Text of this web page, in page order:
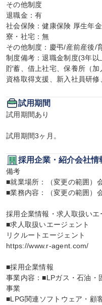
その他制度
退職金：有
社会保険：健康保険 厚生年
寮・社宅：無
その他制度：慶弔/産前産後/
制度備考：退職金制度(3年
貯蓄、借上社宅、保養所（加
資格取得支援、新入社員研
試用期間
試用期間あり
試用期間3ヶ月。
採用企業・紹介会社情
備考
■就業場所：（変更の範囲）
■業務内容：（変更の範囲）
採用企業情報・求人取扱いエ
■求人取扱いエージェント
リクルートエージェント
https://www.r-agent.com/
■採用企業情報
事業内容：■LPガス・石油・
事業
■LPG関連ソフトウェア・顧